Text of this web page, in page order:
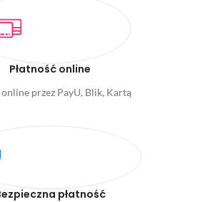
Płatność online
online przez PayU, Blik, Kartą
płatność